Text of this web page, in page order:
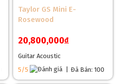
Taylor GS Mini E-
Rosewood
20,800,000đ
Guitar Acoustic
5/5
Đã Bán: 100